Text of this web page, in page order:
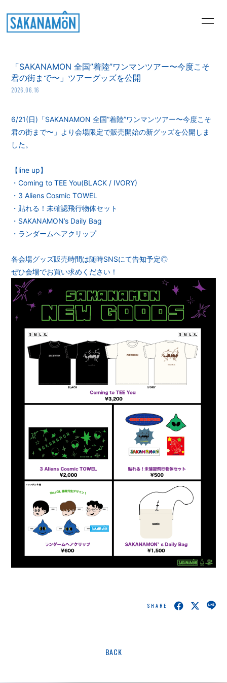
NEWS
MEDIA
LIVE
STORE
Music Video
MEMBER'S BLOG
肴のまな板
MOVIE
RADIO
会員登録 ログイン
「SAKANAMON 全国”着陸”ワンマンツアー〜今度こそ
君の街まで〜」ツアーグッズを公開
2026.06.16
6/21(日)「SAKANAMON 全国”着陸”ワンマンツアー〜今度こそ
君の街まで〜」より会場限定で販売開始の新グッズを公開しま
した。
【line up】
・Coming to TEE You(BLACK / IVORY)
・3 Aliens Cosmic TOWEL
・貼れる！未確認飛行物体セット
・SAKANAMON’s Daily Bag
・ランダームヘアクリップ
各会場グッズ販売時間は随時SNSにて告知予定◎
ぜひ会場でお買い求めください！
SHARE
BACK